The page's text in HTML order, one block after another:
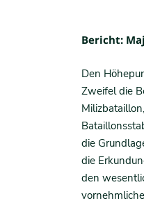
Bericht:
Den
Zweifel die
die
die
den